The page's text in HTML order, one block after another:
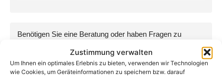
Zustimmung verwalten
Um Ihnen ein optimales Erlebnis zu bieten, verwenden wir Technologien
wie Cookies, um Geräteinformationen zu speichern bzw. darauf
Benötigen Sie eine Beratung oder haben Fragen zu
Kontaktieren Sie uns per Telefon, E-Mail oder WhatsApp:
+49 (0) 89-200-736-16